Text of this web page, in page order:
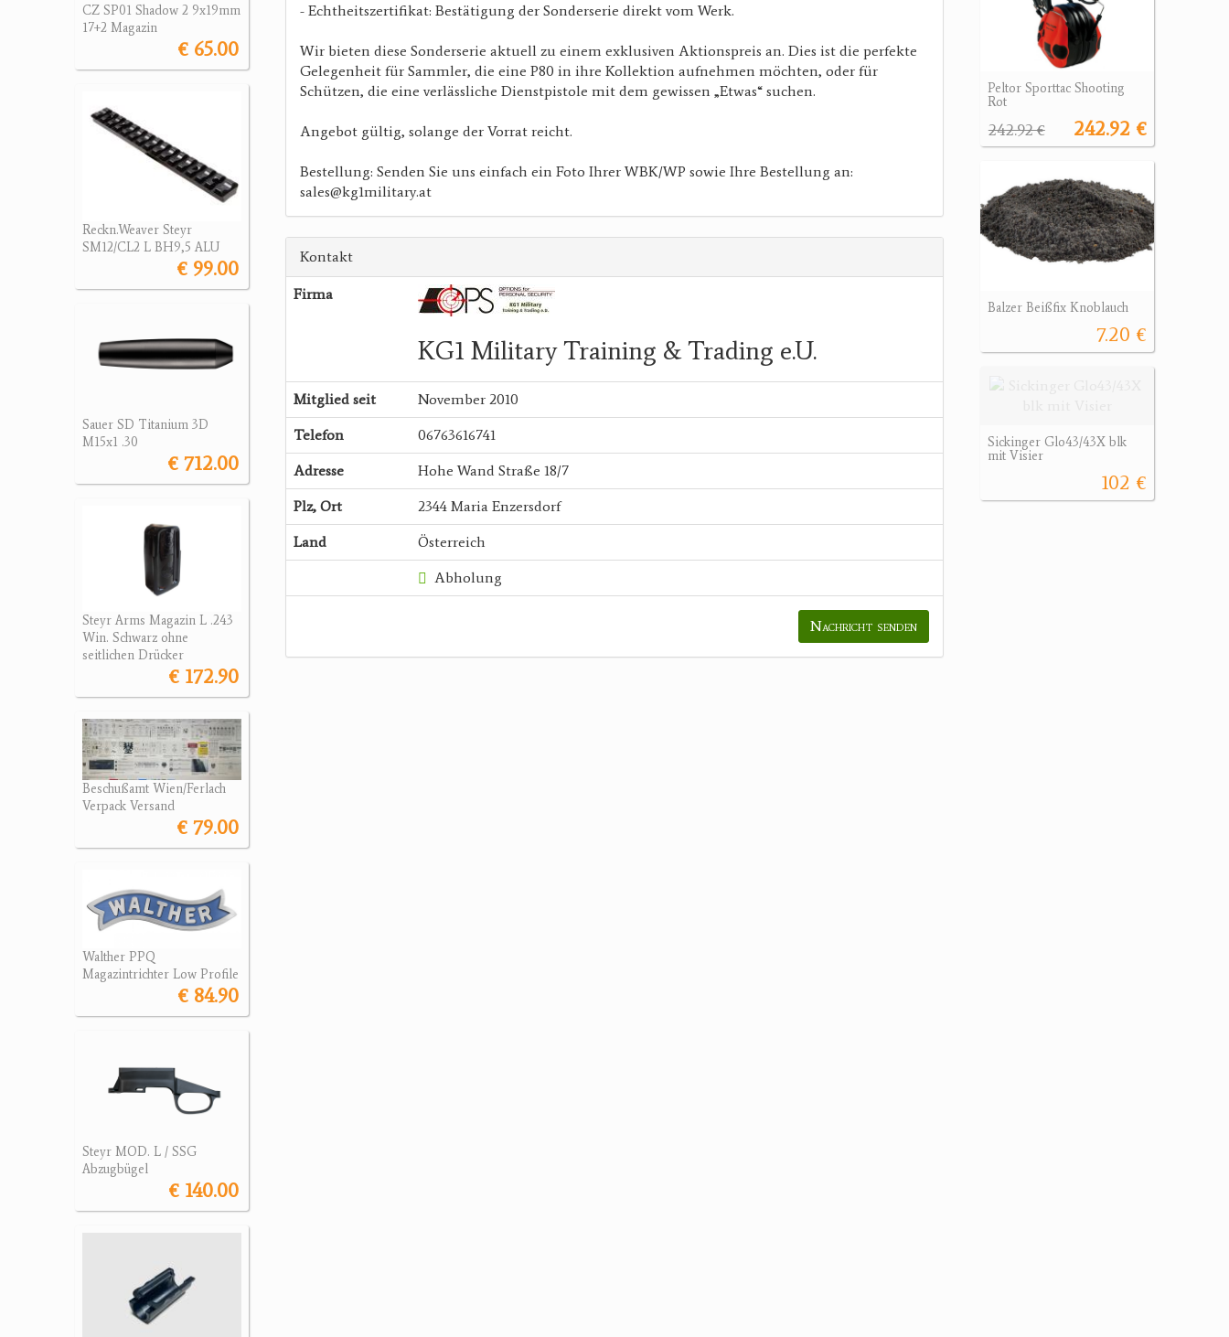
CZ SP01 Shadow 2 9x19mm
17+2 Magazin
€ 65.00
Reckn.Weaver Steyr
SM12/CL2 L BH9,5 ALU
€ 99.00
Sauer SD Titanium 3D
M15x1 .30
€ 712.00
Steyr Arms Magazin L .243
Win. Schwarz ohne
seitlichen Drücker
€ 172.90
Beschußamt Wien/Ferlach
Verpack Versand
€ 79.00
Walther PPQ
Magazintrichter Low Profile
€ 84.90
Steyr MOD. L / SSG
Abzugbügel
€ 140.00
- Echtheitszertifikat: Bestätigung der Sonderserie direkt vom Werk.
Wir bieten diese Sonderserie aktuell zu einem exklusiven Aktionspreis an. Dies ist die perfekte
Gelegenheit für Sammler, die eine P80 in ihre Kollektion aufnehmen möchten, oder für
Schützen, die eine verlässliche Dienstpistole mit dem gewissen „Etwas“ suchen.
Angebot gültig, solange der Vorrat reicht.
Bestellung: Senden Sie uns einfach ein Foto Ihrer WBK/WP sowie Ihre Bestellung an:
sales@kg1military.at
Kontakt
Firma
KG1 Military Training & Trading e.U.
Mitglied seit November 2010
Telefon 06763616741
Adresse Hohe Wand Straße 18/7
Plz, Ort 2344 Maria Enzersdorf
Land Österreich
Abholung
Nachricht senden
Peltor Sporttac Shooting
Rot
242.92 €
242.92 €
Balzer Beißfix Knoblauch
7.20 €
Sickinger Glo43/43X blk
mit Visier
102 €